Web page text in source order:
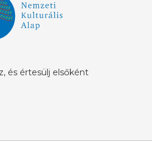
és értesülj elsőként